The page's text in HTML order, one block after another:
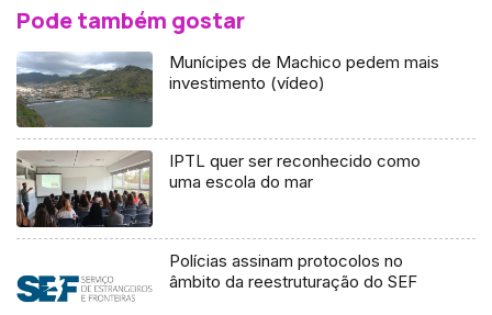
Pode também gostar
Munícipes de Machico pedem mais
investimento (vídeo)
IPTL quer ser reconhecido como
uma escola do mar
Polícias assinam protocolos no
âmbito da reestruturação do SEF